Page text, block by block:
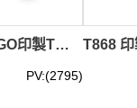
T598 專業訂造LOGO印製T恤 金融行業活動T恤 人壽醫療行業推廣T恤 金融機構 財務 T恤香港公司 黃色
PV:(2795)